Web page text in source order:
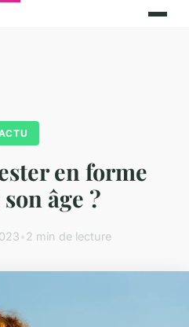
en forme
âge ?
•2 min de lecture